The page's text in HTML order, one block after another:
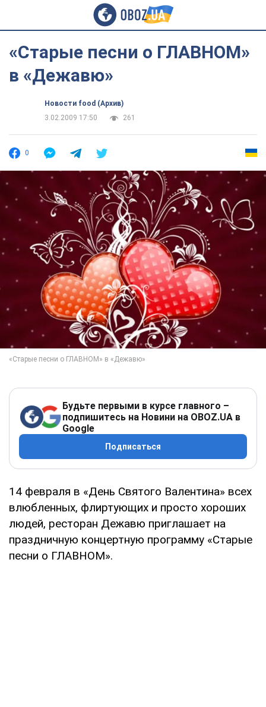
«Старые песни о ГЛАВНОМ»
в «Дежавю»
Новости food (Архив)
3.02.2009 17:50
261
0
Будьте первыми в курсе главного –
подпишитесь на Новини на OBOZ.UA в
Google
Подписаться
14 февраля в «День Святого Валентина» всех
влюбленных, флиртующих и просто хороших
людей, ресторан Дежавю приглашает на
праздничную концертную программу «Старые
песни о ГЛАВНОМ».